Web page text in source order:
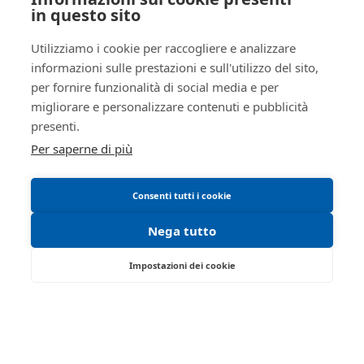
Trattamento dati personali
Regolamento di partecipazione alle vendite
telematiche
Informativa cookie
Requisiti tecnici
in questo sito
Utilizziamo i cookie per raccogliere e analizzare
informazioni sulle prestazioni e sull'utilizzo del sito,
per fornire funzionalità di social media e per
migliorare e personalizzare contenuti e pubblicità
presenti.
Per saperne di più
Consenti tutti i cookie
Nega tutto
Impostazioni dei cookie